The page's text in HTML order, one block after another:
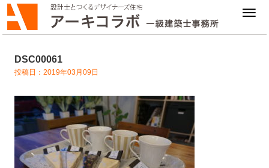
DSC00061
投稿日：2019年03月09日